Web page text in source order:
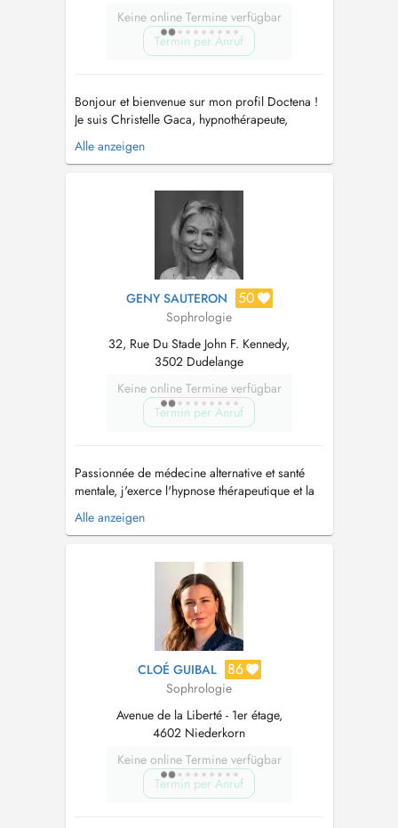
Keine online Termine verfügbar
Termin per Anruf
Bonjour et bienvenue sur mon profil Doctena !
Je suis Christelle Gaca, hypnothérapeute,
sophrologue et praticienne Reiki, et je suis
passionnée par l'accompagnement vers le bien-
expérience, je vous aide à atteindre un état de
sérénité et d'harmonie intérieure....
Alle anzeigen
GENY SAUTERON 50
Sophrologie
32, Rue Du Stade John F. Kennedy,
3502 Dudelange
Keine online Termine verfügbar
Termin per Anruf
Passionnée de médecine alternative et santé
mentale, j'exerce l'hypnose thérapeutique et la
sophrologie depuis 20 ans , je suis des
formations régulièrement afin de vous
nombreuses difficultés de la vie, mon approche
est empathique et la neutralité bienveillante est
Alle anzeigen
CLOÉ GUIBAL 86
Sophrologie
Avenue de la Liberté - 1er étage,
4602 Niederkorn
Keine online Termine verfügbar
Termin per Anruf